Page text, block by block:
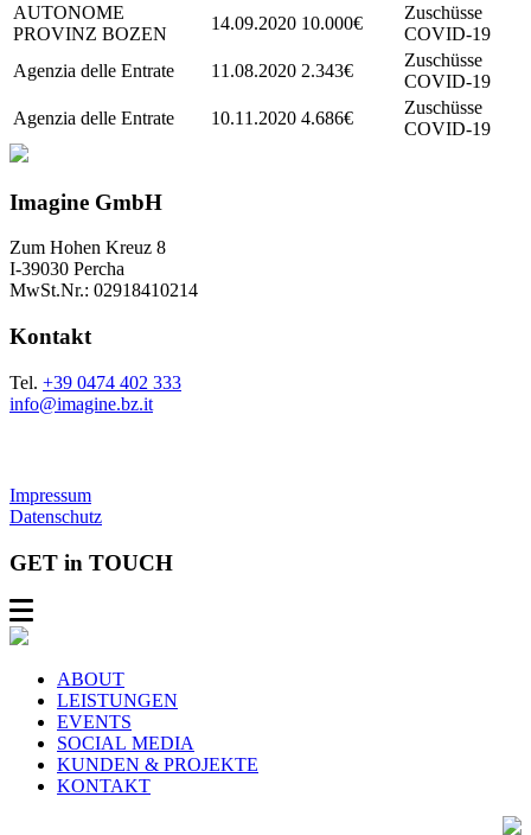
AUTONOME
PROVINZ BOZEN
14.09.2020 10.000€
Zuschüsse
COVID-19
Agenzia delle Entrate
11.08.2020 2.343€
Zuschüsse
COVID-19
Agenzia delle Entrate
10.11.2020 4.686€
Zuschüsse
COVID-19
Imagine GmbH
Zum Hohen Kreuz 8
I-39030 Percha
MwSt.Nr.: 02918410214
Kontakt
Tel. +39 0474 402 333
info@imagine.bz.it
Impressum
Datenschutz
GET in TOUCH
ABOUT
LEISTUNGEN
EVENTS
SOCIAL MEDIA
KUNDEN & PROJEKTE
KONTAKT